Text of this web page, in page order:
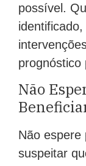
possível.
prognóstico
Não
Não espere
suspeitar